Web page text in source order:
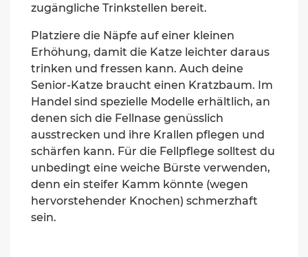
zugängliche Trinkstellen bereit.
Platziere die Näpfe auf einer kleinen
Erhöhung, damit die Katze leichter daraus
trinken und fressen kann. Auch deine
Senior-Katze braucht einen Kratzbaum. Im
Handel sind spezielle Modelle erhältlich, an
denen sich die Fellnase genüsslich
ausstrecken und ihre Krallen pflegen und
schärfen kann. Für die Fellpflege solltest du
unbedingt eine weiche Bürste verwenden,
denn ein steifer Kamm könnte (wegen
hervorstehender Knochen) schmerzhaft
sein.